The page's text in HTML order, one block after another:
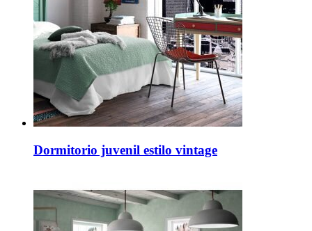
Dormitorio juvenil estilo vintage